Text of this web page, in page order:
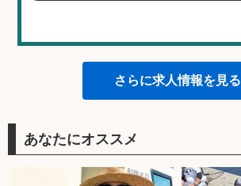
さらに求人情報を見る
あなたにオススメ